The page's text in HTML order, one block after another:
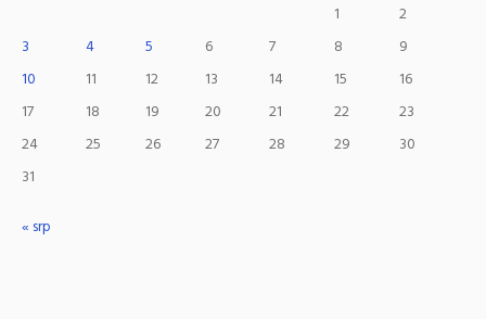
1
2
3
4 5 6 7 8
9
10
11 12 13 14 15
16
17
18 19 20 21 22
23
24
25 26 27 28 29
30
31
« srp